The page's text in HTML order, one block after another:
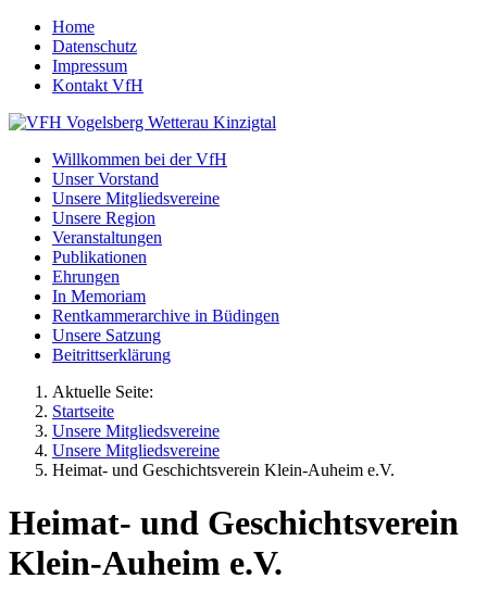
Home
Datenschutz
Impressum
Kontakt VfH
Willkommen bei der VfH
Unser Vorstand
Unsere Mitgliedsvereine
Unsere Region
Veranstaltungen
Publikationen
Ehrungen
In Memoriam
Rentkammerarchive in Büdingen
Unsere Satzung
Beitrittserklärung
Aktuelle Seite:
Startseite
Unsere Mitgliedsvereine
Unsere Mitgliedsvereine
Heimat- und Geschichtsverein Klein-Auheim e.V.
Heimat- und Geschichtsverein
Klein-Auheim e.V.